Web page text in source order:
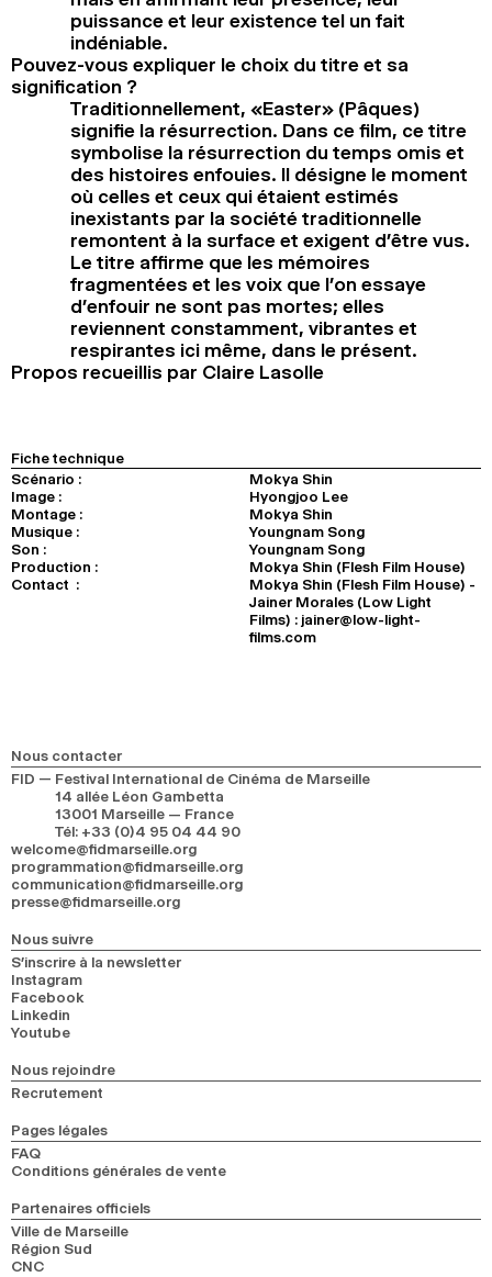
puissance et leur existence tel un fait
indéniable.
Pouvez-vous expliquer le choix du titre et sa
signification ?
Traditionnellement, «Easter» (Pâques)
signifie la résurrection. Dans ce film, ce titre
symbolise la résurrection du temps omis et
des histoires enfouies. Il désigne le moment
où celles et ceux qui étaient estimés
inexistants par la société traditionnelle
remontent à la surface et exigent d’être vus.
Le titre affirme que les mémoires
fragmentées et les voix que l’on essaye
d’enfouir ne sont pas mortes; elles
reviennent constamment, vibrantes et
respirantes ici même, dans le présent.
Propos recueillis par Claire Lasolle
Fiche technique
Scénario :
Mokya Shin
Image :
Hyongjoo Lee
Montage :
Mokya Shin
Musique :
Youngnam Song
Son :
Youngnam Song
Production :
Mokya Shin (Flesh Film House)
Contact :
Mokya Shin (Flesh Film House) -
Jainer Morales (Low Light
Films) : jainer@low-light-
films.com
Nous contacter
FID — Festival International de Cinéma de Marseille
14 allée Léon Gambetta
13001 Marseille — France
Tél: +33 (0)4 95 04 44 90
welcome@fidmarseille.org
programmation@fidmarseille.org
communication@fidmarseille.org
presse@fidmarseille.org
Nous suivre
S’inscrire à la newsletter
Instagram
Facebook
Linkedin
Youtube
Nous rejoindre
Recrutement
Pages légales
FAQ
Conditions générales de vente
Partenaires officiels
Ville de Marseille
Région Sud
CNC